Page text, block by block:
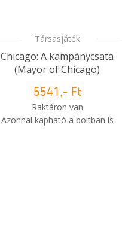
Társasjáték
Chicago: A kampánycsata
(Mayor of Chicago)
5541,- Ft
Raktáron van
Azonnal kapható a boltban is